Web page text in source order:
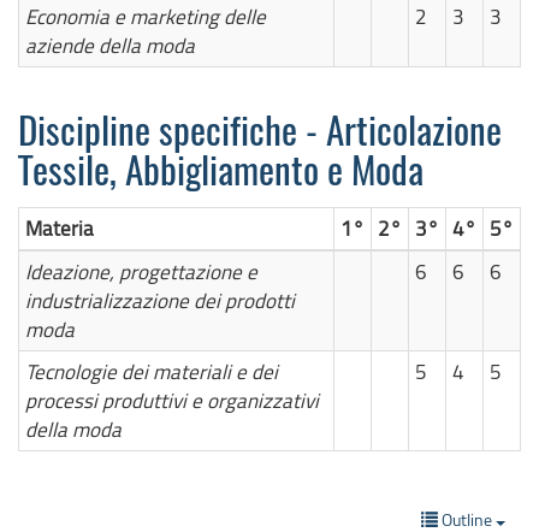
Economia e marketing delle
aziende della moda
2 3 3
Discipline specifiche - Articolazione
Tessile, Abbigliamento e Moda
Materia 1° 2° 3° 4°
5°
Ideazione, progettazione e
industrializzazione dei prodotti
moda
6 6 6
Tecnologie dei materiali e dei
processi produttivi e organizzativi
della moda
5 4 5
Outline